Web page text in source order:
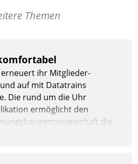
eine
Themen
erneuert ihr Mitglieder-
auf mit Datatrains
Die rund um die Uhr
ermöglicht den
die
Smartphone, Tablet oder PC.